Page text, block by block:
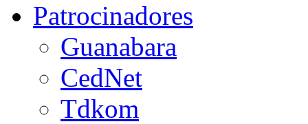
Patrocinadores
Guanabara
CedNet
Tdkom